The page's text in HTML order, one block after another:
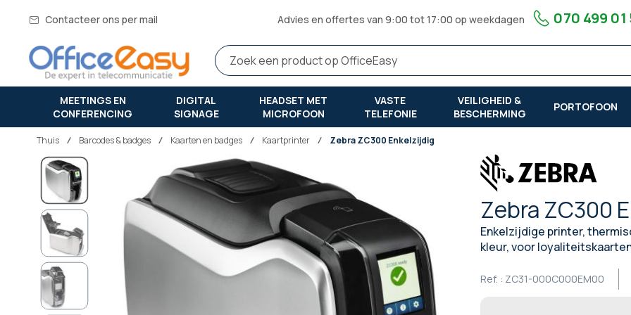
Contacteer ons per mail Advies en offertes van 9:00 tot 17:00 op weekdagen 070 499 01
MEETINGS EN
CONFERENCING
DIGITAL
SIGNAGE
HEADSET MET
MICROFOON
VASTE
TELEFONIE
VEILIGHEID &
BESCHERMING
PORTOFOON
Thuis barcodes & badges Kaarten en badges Kaartprinter Zebra ZC300 Enkelzijdig
Zebra ZC300
Enkelzijdige printer,
kleur, voor
Ref. : ZC31-000C000EM00
Ga
naar
het
einde
van
de
afbeeldingen-
gallerij